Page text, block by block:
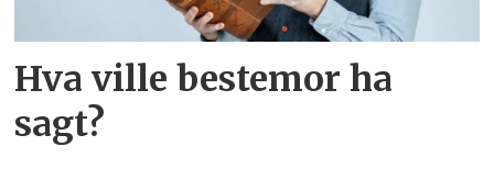
Hva ville bestemor ha
sagt?